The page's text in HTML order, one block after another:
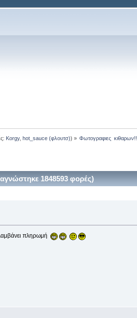
Korgy, hot_sauce (φλουτσ)) » Φωτογραφιες  κιθαρων!!
1848593 φορές)
πληρωμή